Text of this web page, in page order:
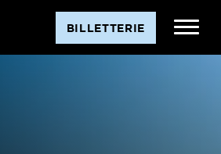
BILLETTERIE